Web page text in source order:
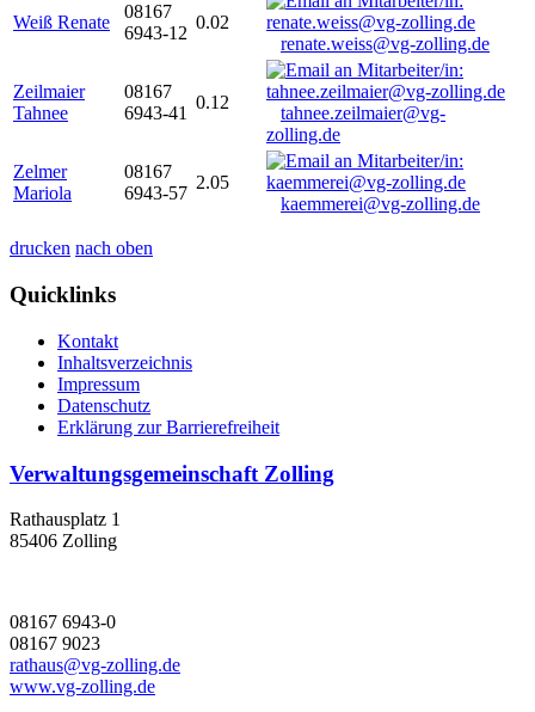
Weiß Renate
08167
6943-12
0.02
renate.weiss@vg-zolling.de
Zeilmaier
Tahnee
08167
6943-41
0.12
tahnee.zeilmaier@vg-
zolling.de
Zelmer
Mariola
08167
6943-57
2.05
kaemmerei@vg-zolling.de
drucken nach oben
Quicklinks
Kontakt
Inhaltsverzeichnis
Impressum
Datenschutz
Erklärung zur Barrierefreiheit
Verwaltungsgemeinschaft Zolling
Rathausplatz 1
85406 Zolling
08167 6943-0
08167 9023
rathaus@vg-zolling.de
www.vg-zolling.de